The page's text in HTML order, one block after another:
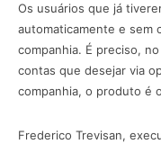
Os usuários que já
automaticamente e sem
companhia. É preciso,
contas que desejar via
companhia, o produto é
Frederico Trevisan,